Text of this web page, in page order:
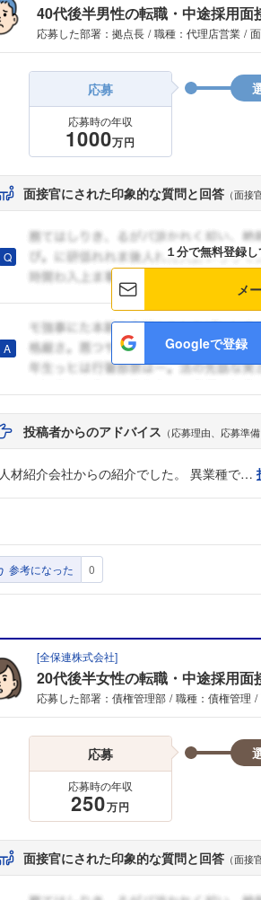
40代後半男性の転職・中途採用面
応募した部署：拠点長 職種：代理店営業
応募
応募時の年収
1000万円
面接官にされた印象的な質問と回答 （面接
１分で無料登録
メ
Googleで登録
投稿者からのアドバイス （応募理由、応募準
人材紹介会社からの紹介でした。 異業種で…
参考になった 0
[全保連株式会社]
20代後半女性の転職・中途採用面
応募した部署：債権管理部 職種：債権管理
応募
応募時の年収
250万円
面接官にされた印象的な質問と回答 （面接